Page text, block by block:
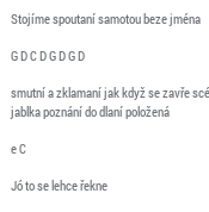
Stojíme spoutaní samotou beze jména
G D C D G D G D
smutní a zklamaní jak když se zavře
jablka poznání do dlaní položená
e C
Jó to se lehce řekne